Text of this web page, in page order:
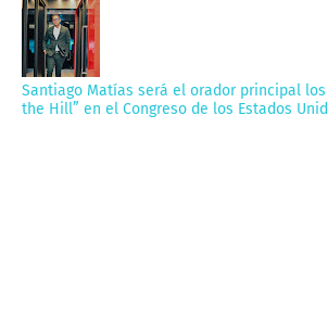
Santiago Matías será el orador principal los
the Hill” en el Congreso de los Estados